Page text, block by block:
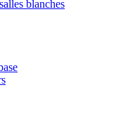
blanches